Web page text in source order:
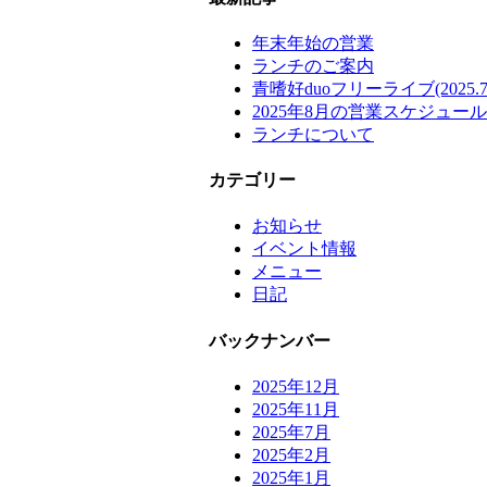
年末年始の営業
ランチのご案内
青嗜好duoフリーライブ
2025年8月の営業スケジュール
ランチについて
カテゴリー
お知らせ
イベント情報
メニュー
日記
バックナンバー
2025年12月
2025年11月
2025年7月
2025年2月
2025年1月